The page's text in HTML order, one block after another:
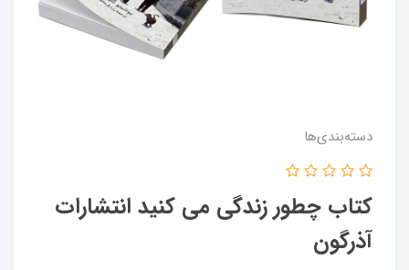
دسته‌بندی‌ها
کتاب چطور زندگی می کنید انتشارات
آذرگون